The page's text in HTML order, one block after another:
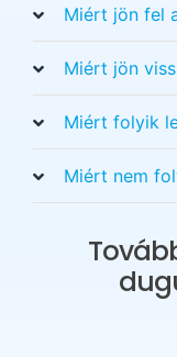
Miért jön fel
Miért jön
Miért folyik
Miért nem